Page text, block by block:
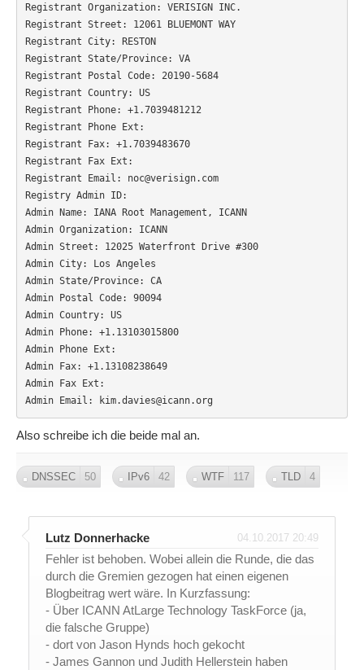
Registrant Organization: VERISIGN INC.
Registrant Street: 12061 BLUEMONT WAY
Registrant City: RESTON
Registrant State/Province: VA
Registrant Postal Code: 20190-5684
Registrant Country: US
Registrant Phone: +1.7039481212
Registrant Phone Ext:
Registrant Fax: +1.7039483670
Registrant Fax Ext:
Registrant Email: noc@verisign.com
Registry Admin ID:
Admin Name: IANA Root Management, ICANN
Admin Organization: ICANN
Admin Street: 12025 Waterfront Drive #300
Admin City: Los Angeles
Admin State/Province: CA
Admin Postal Code: 90094
Admin Country: US
Admin Phone: +1.13103015800
Admin Phone Ext:
Admin Fax: +1.13108238649
Admin Fax Ext:
Admin Email: kim.davies@icann.org
Also schreibe ich die beide mal an.
DNSSEC 50 IPv6 42 WTF 117 TLD 4
Lutz Donnerhacke 04.10.2017 20:49
Fehler ist behoben. Wobei allein die Runde, die das
durch die Gremien gezogen hat einen eigenen
Blogbeitrag wert wäre. In Kurzfassung:
- Über ICANN AtLarge Technology TaskForce (ja,
die falsche Gruppe)
- dort von Jason Hynds hoch gekocht
- James Gannon und Judith Hellerstein haben